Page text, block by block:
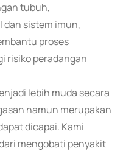
tubuh,
sistem imun,
proses
risiko peradangan
lebih muda secara
namun merupakan
dicapai. Kami
mengobati penyakit